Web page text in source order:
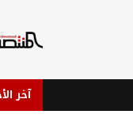
آخر
جوي وميداني: دفاعات عدن